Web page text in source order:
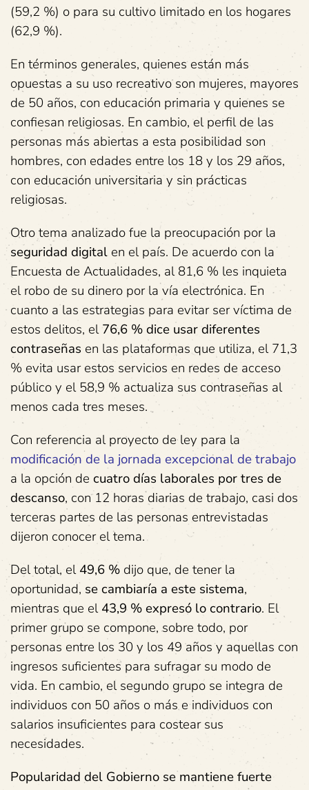
(59,2 %) o para su cultivo limitado en los hogares
(62,9 %).
En términos generales, quienes están más
opuestas a su uso recreativo son mujeres, mayores
de 50 años, con educación primaria y quienes se
confiesan religiosas. En cambio, el perfil de las
personas más abiertas a esta posibilidad son
hombres, con edades entre los 18 y los 29 años,
con educación universitaria y sin prácticas
religiosas.
Otro tema analizado fue la preocupación por la
seguridad digital en el país. De acuerdo con la
Encuesta de Actualidades, al 81,6 % les inquieta
el robo de su dinero por la vía electrónica. En
cuanto a las estrategias para evitar ser víctima de
estos delitos, el76,6 % dice usar diferentes
contraseñas en las plataformas que utiliza, el 71,3
% evita usar estos servicios en redes de acceso
público y el 58,9 % actualiza sus contraseñas al
menos cada tres meses.
Con referencia al proyecto de ley para la
modificación de la jornada excepcional de trabajo
a la opción de cuatro días laborales por tres de
descanso, con 12 horas diarias de trabajo, casi dos
terceras partes de las personas entrevistadas
dijeron conocer el tema.
Del total, el49,6 % dijo que, de tener la
oportunidad, se cambiaría a este sistema,
mientras que el43,9 % expresó lo contrario. El
primer grupo se compone, sobre todo, por
personas entre los 30 y los 49 años y aquellas con
ingresos suficientes para sufragar su modo de
vida. En cambio, el segundo grupo se integra de
individuos con 50 años o más e individuos con
salarios insuficientes para costear sus
necesidades.
Popularidad del Gobierno se mantiene fuerte